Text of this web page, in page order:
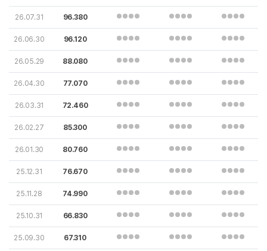
26.07.31 96.380
26.06.30 96.120
26.05.29 88.080
26.04.30 77.070
26.03.31 72.460
26.02.27 85.300
26.01.30 80.760
25.12.31 76.670
25.11.28 74.990
25.10.31 66.830
25.09.30 67.310